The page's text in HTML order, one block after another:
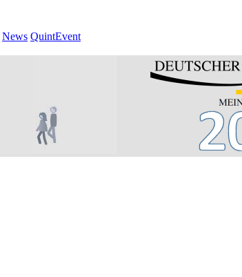
News QuintEvent